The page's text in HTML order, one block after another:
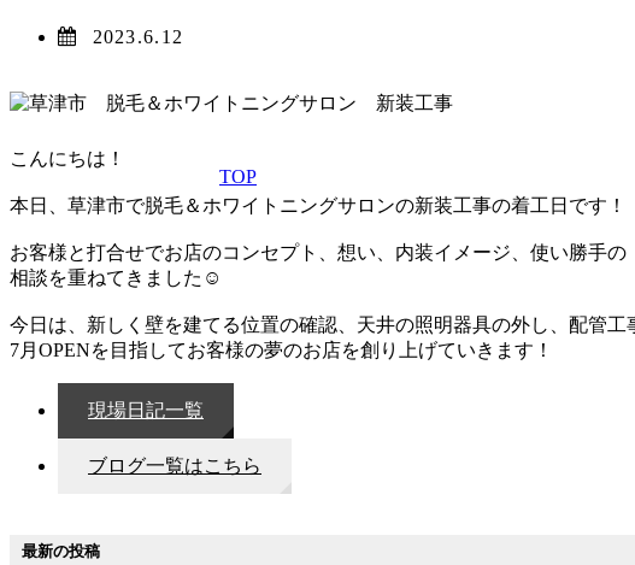
TOP
2023.6.12
こんにちは！
本日、草津市で脱毛＆ホワイトニングサロンの新装工事の着工日です！
お客様と打合せでお店のコンセプト、想い、内装イメージ、使い勝手の
相談を重ねてきました☺
今日は、新しく壁を建てる位置の確認、天井の照明器具の外し、配管工
7月OPENを目指してお客様の夢のお店を創り上げていきます！
現場日記一覧
ブログ一覧はこちら
最新の投稿